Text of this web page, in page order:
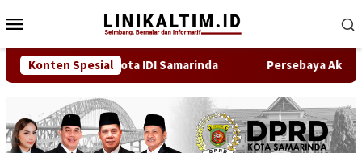
ke
kontenMobile
Konten Spesial
Bukan Anggota IDI Samarinda Persebaya Akhiri